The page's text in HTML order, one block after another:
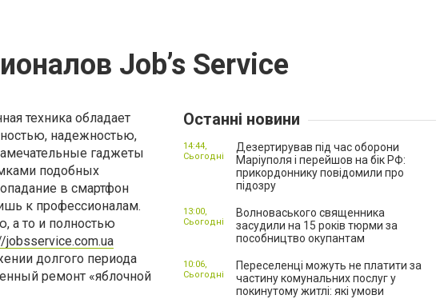
Job’s Service
техника обладает
надежностью,
гаджеты
подобных
в смартфон
к профессионалам.
а то и полностью
jobsservice.com.ua
долгого периода
ремонт «яблочной
Останні новини
Дезертирував під час оборони
Маріуполя і перейшов на бік РФ:
прикордоннику повідомили про
підозру
14:44,
Сьогодні
Волноваського священника
засудили на 15 років тюрми за
пособництво окупантам
13:00,
Сьогодні
Переселенці можуть не платити за
частину комунальних послуг у
покинутому житлі: які умови
10:06,
Сьогодні